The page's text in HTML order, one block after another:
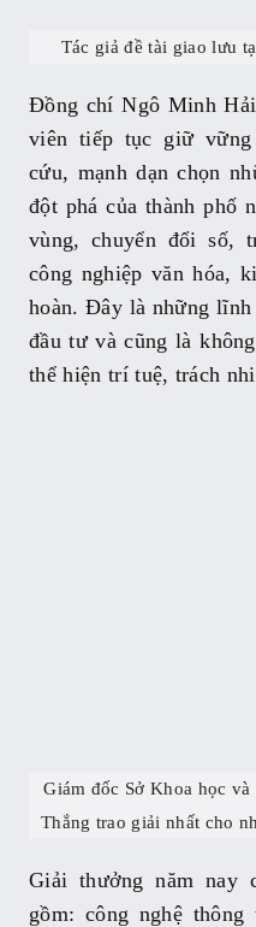
Tác giả đề tài giao lưu
Đồng chí Ngô Minh
viên tiếp tục giữ vững
cứu, mạnh dạn chọn
đột phá của thành phố
vùng, chuyển đổi số,
công nghiệp văn hóa,
hoàn. Đây là những
đầu tư và cũng là
thể hiện trí tuệ, trách
Giám đốc Sở Khoa học
Thắng trao giải nhất cho
Giải thưởng năm nay
gồm: công nghệ